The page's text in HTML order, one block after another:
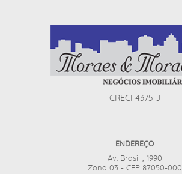
CRECI 4375 J
ENDEREÇO
Av. Brasil , 1990
Zona 03 - CEP 87050-000